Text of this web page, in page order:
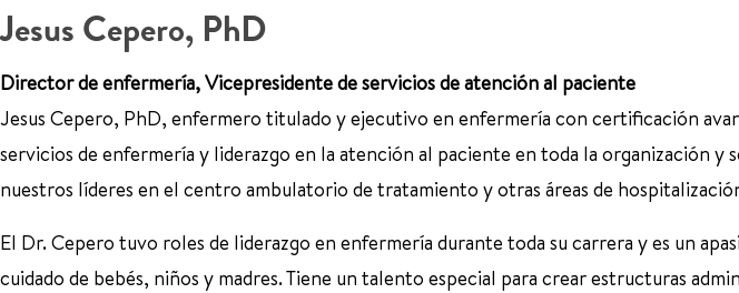
Jesus Cepero, PhD
Director de enfermería, Vicepresidente de servicios de atención al paciente
Jesus Cepero, PhD, enfermero titulado y ejecutivo en enfermería con certificación
servicios de enfermería y liderazgo en la atención al paciente en toda la organización y
nuestros líderes en el centro ambulatorio de tratamiento y otras áreas de
El Dr. Cepero tuvo roles de liderazgo en enfermería durante toda su carrera y es un
cuidado de bebés, niños y madres. Tiene un talento especial para crear estructuras